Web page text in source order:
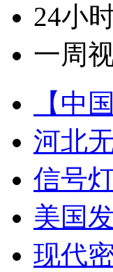
24小
一周
【中
河北
信号
美国
现代